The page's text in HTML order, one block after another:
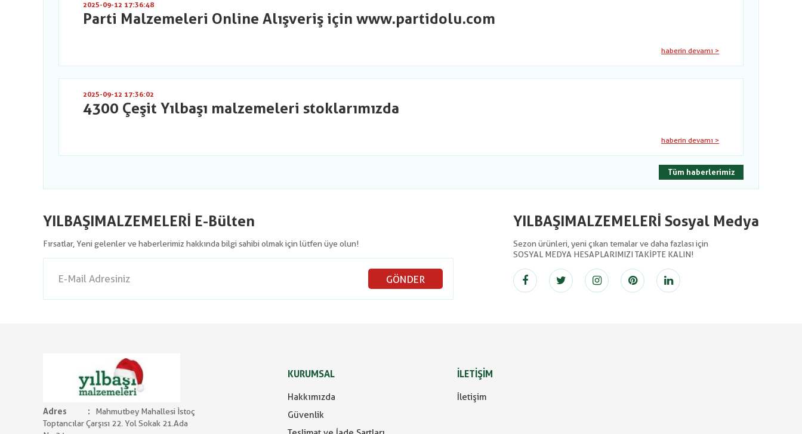
2025-09-12 17:36:48
Parti Malzemeleri Online Alışveriş için www.partidolu.com
haberin devamı >
2025-09-12 17:36:02
4300 Çeşit Yılbaşı malzemeleri stoklarımızda
haberin devamı >
Tüm haberlerimiz
YILBAŞIMALZEMELERİ E-Bülten
Fırsatlar, Yeni gelenler ve haberlerimiz hakkında bilgi sahibi olmak için lütfen üye olun!
GÖNDER
YILBAŞIMALZEMELERİ Sosyal Medya
Sezon ürünleri, yeni çıkan temalar ve daha fazlası için
SOSYAL MEDYA HESAPLARIMIZI TAKİPTE KALIN!
Adres
Mahmutbey Mahallesi İstoç
Toptancılar Çarşısı 22. Yol Sokak 21.Ada
KURUMSAL
Hakkımızda
Güvenlik
İLETİŞİM
İletişim